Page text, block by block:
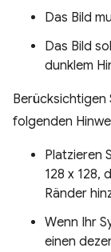
Das Bild
Das Bild
dunklem
Berücksichtigen
folgenden
Platzieren
128 x 128,
Ränder
Wenn Ihr
einen